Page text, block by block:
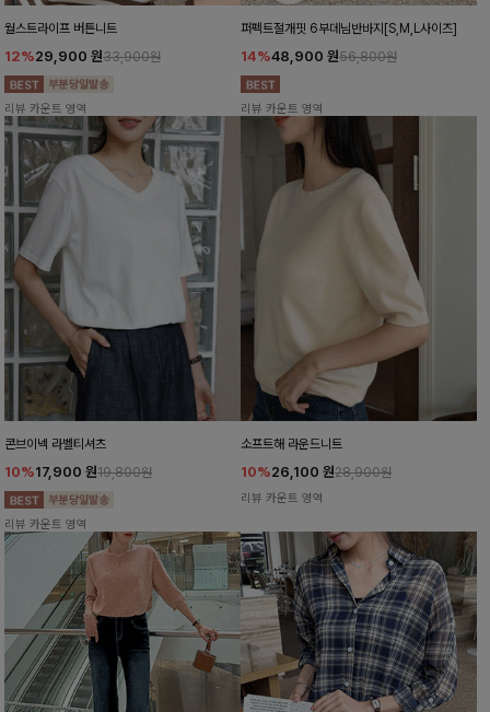
월스트라이프 버튼니트
12%29,900 원33,900원
리뷰 카운트 영역
퍼펙트절개핏 6부데님반바지[S,M,L사이즈]
14%48,900 원56,800원
리뷰 카운트 영역
콘브이넥 라벨티셔츠
10%17,900 원19,800원
리뷰 카운트 영역
소프트해 라운드니트
10%26,100 원28,900원
리뷰 카운트 영역